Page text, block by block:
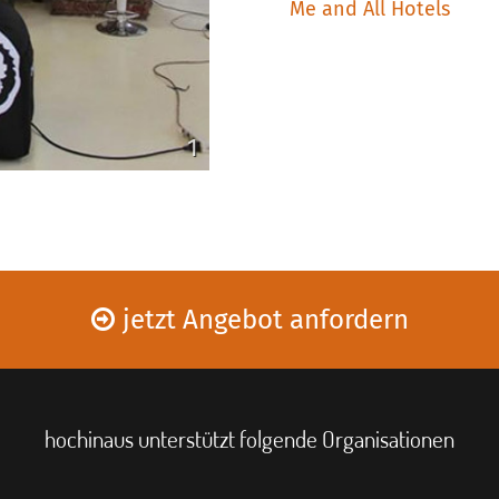
1
Me and All Hotels
jetzt Angebot anfordern
hochinaus unterstützt folgende Organisationen